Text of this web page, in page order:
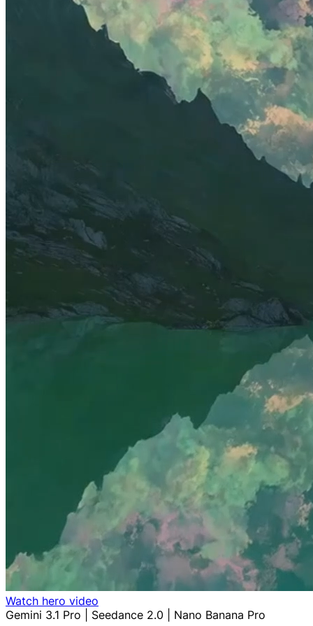
Watch hero video
Gemini 3.1 Pro | Seedance 2.0 | Nano Banana Pro